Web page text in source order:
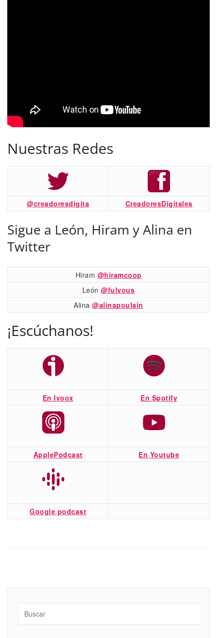
Nuestras Redes
@creadoresdigita CreadoresDigitales
Sigue a León, Hiram y Alina en
Twitter
Hiram @hiramcoop
León@fulvous
Alina@alinapoulain
¡Escúchanos!
En Ivoox En Spotify
ApplePodcast En Youtube
Google podcast